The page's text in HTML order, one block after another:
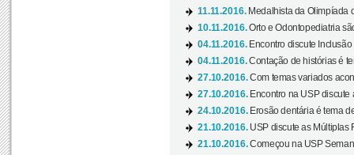
11.11.2016. Medalhista da Olimpíada
10.11.2016.Orto e Odontopediatria
04.11.2016. Encontro discute
04.11.2016.Contação de histórias é
27.10.2016.Com temas variados
27.10.2016. Encontro na USP discute
24.10.2016. Erosão dentária é tema
21.10.2016. USP discute as Múltiplas
21.10.2016.Começou na USP